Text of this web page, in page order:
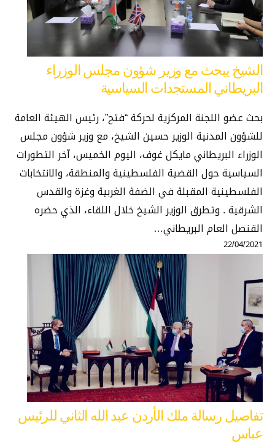
الشيخ يبحث مع وزير شؤون مجلس الوزراء
البريطاني المستجدات السياسية
بحث عضو اللجنة المركزية لحركة “فتح”، رئيس الهيئة العامة
للشؤون المدنية الوزير حسين الشيخ، مع وزير شؤون مجلس
الوزراء البريطاني مايكل غوف، اليوم الخميس، آخر التطورات
السياسية حول القضية الفلسطينية والمنطقة، والانتخابات
الفلسطينية المقبلة في الضفة الغربية وغزة والقدس
الشرقية . وتطرق الوزير الشيخ خلال اللقاء، الذي حضره
القنصل العام البريطاني…
22/04/2021
تفاصيل رسالة ملك الأردن عبد الله الثاني للرئيس
عباس